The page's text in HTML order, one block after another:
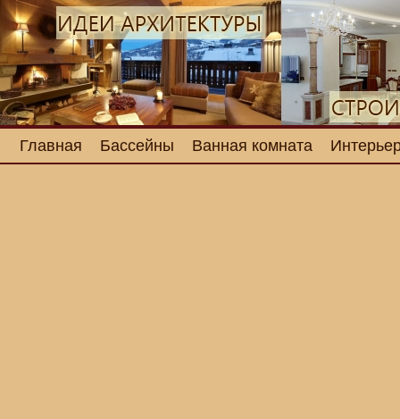
Главная Бассейны Ванная комната